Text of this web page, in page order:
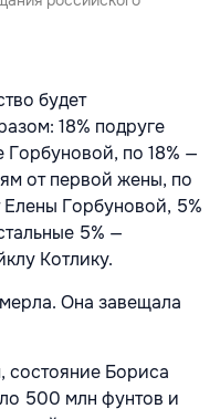
будет
18% подруге
по 18% —
от первой жены, по
Елены Горбуновой, 5%
5% —
Котлику.
Она завещала
состояние Бориса
500 млн фунтов и